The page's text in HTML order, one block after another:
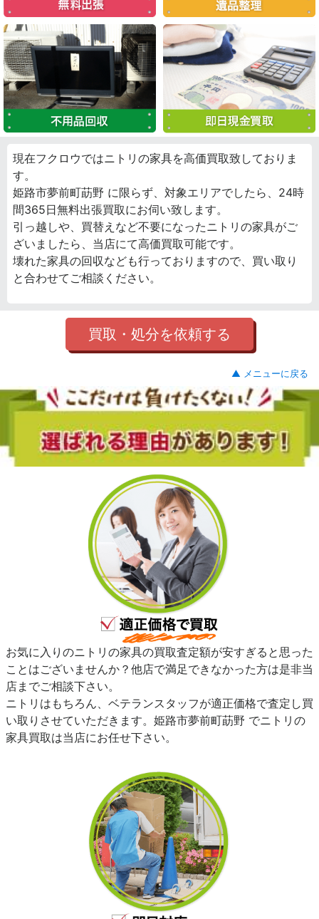
現在フクロウではニトリの家具を高価買取致しておりま
す。
姫路市夢前町莇野 に限らず、対象エリアでしたら、24時
間365日無料出張買取にお伺い致します。
引っ越しや、買替えなど不要になったニトリの家具がご
ざいましたら、当店にて高価買取可能です。
壊れた家具の回収なども行っておりますので、買い取り
と合わせてご相談ください。
買取・処分を依頼する
▲ メニューに戻る
お気に入りのニトリの家具の買取査定額が安すぎると思った
ことはございませんか？他店で満足できなかった方は是非当
店までご相談下さい。
ニトリはもちろん、ベテランスタッフが適正価格で査定し買
い取りさせていただきます。姫路市夢前町莇野 でニトリの
家具買取は当店にお任せ下さい。